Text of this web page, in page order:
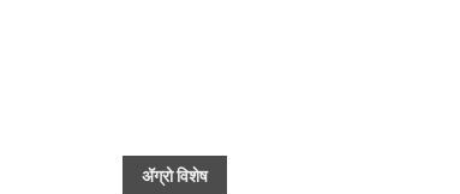
ॲग्रो विशेष